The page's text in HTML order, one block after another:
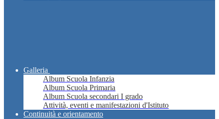
Galleria
Album Scuola Infanzia
Album Scuola Primaria
Album Scuola secondari I grado
Attività, eventi e manifestazioni d'Istituto
Continuità e orientamento